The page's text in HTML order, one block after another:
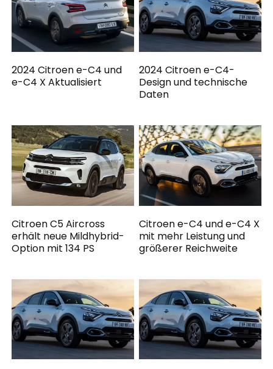
2024 Citroen e-C4 und
e-C4 X Aktualisiert
2024 Citroen e-C4-
Design und technische
Daten
Citroen C5 Aircross
erhält neue Mildhybrid-
Option mit 134 PS
Citroen e-C4 und e-C4 X
mit mehr Leistung und
größerer Reichweite